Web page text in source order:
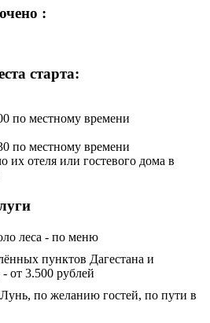
:
старта:
по местному времени
по местному времени
их отеля или гостевого дома в
леса - по меню
пунктов Дагестана и
от 3.500 рублей
по желанию гостей, по пути в